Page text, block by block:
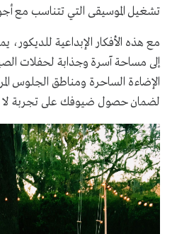
تشغيل الموسيقى التي تتناسب مع
مع هذه الأفكار الإبداعية
إلى مساحة آسرة وجذابة لحفلات
الإضاءة الساحرة ومناطق الجلوس
لضمان حصول ضيوفك على تجربة لا